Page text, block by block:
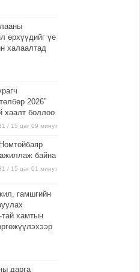
өрхүүдийг үе
халаалтад
2026”
хаалт боллоо
/ 15 цаг 09 минут
байна
/ 15 цаг 01 минут
гамшгийн
хамтын
дарга